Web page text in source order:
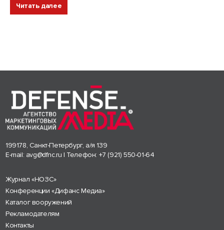
Читать далее
199178, Санкт-Петербург, а/я 139
E-mail: avg@dfnc.ru | Телефон: +7 (921) 550-01-64
Журнал «НОЗС»
Конференции «Дифанс Медиа»
Каталог вооружений
Рекламодателям
Контакты